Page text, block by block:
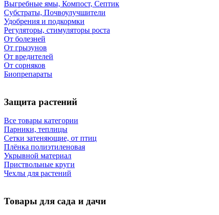
Выгребные ямы, Компост, Септик
Субстраты, Почвоулучшители
Удобрения и подкормки
Регуляторы, стимуляторы роста
От болезней
От грызунов
От вредителей
От сорняков
Биопрепараты
Защита растений
Все товары категории
Парники, теплицы
Сетки затеняющие, от птиц
Плёнка полиэтиленовая
Укрывной материал
Приствольные круги
Чехлы для растений
Товары для сада и дачи